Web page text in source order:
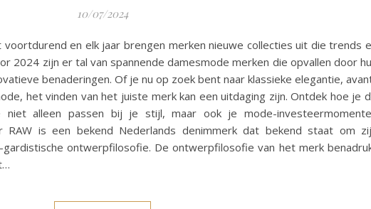
10/07/2024
en elk jaar brengen merken nieuwe collecties uit die trends
2024 zijn er tal van spannende damesmode merken die opvallen door
benaderingen. Of je nu op zoek bent naar klassieke elegantie,
het vinden van het juiste merk kan een uitdaging zijn. Ontdek hoe je
alleen passen bij je stijl, maar ook je mode-
RAW is een bekend Nederlands denimmerk dat bekend staat om
ontwerpfilosofie. De ontwerpfilosofie van het merk